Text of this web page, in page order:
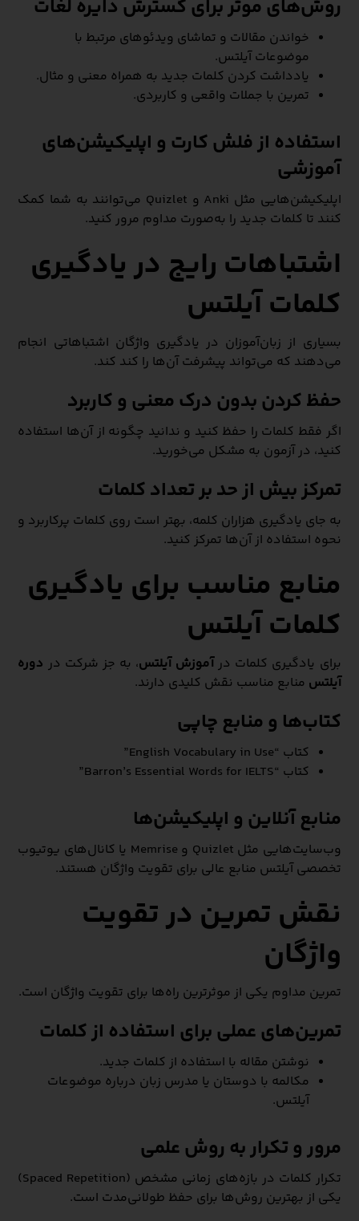
روش‌های موثر برای گسترش دایره لغات
خواندن مقالات و تماشای ویدئوهای مرتبط با
موضوعات آیلتس.
یادداشت کردن کلمات جدید به همراه معنی و مثال.
تمرین با جملات واقعی و کاربردی.
استفاده از فلش کارت و اپلیکیشن‌های
آموزشی
اپلیکیشن‌هایی مثل Anki و Quizlet می‌توانند به شما کمک
کنند تا کلمات جدید را به‌صورت مداوم مرور کنید.
اشتباهات رایج در یادگیری
کلمات آیلتس
بسیاری از زبان‌آموزان در یادگیری واژگان اشتباهاتی انجام
می‌دهند که می‌تواند پیشرفت آن‌ها را کند کند.
حفظ کردن بدون درک معنی و کاربرد
اگر فقط کلمات را حفظ کنید و ندانید چگونه از آن‌ها استفاده
کنید، در آزمون به مشکل می‌خورید.
تمرکز بیش از حد بر تعداد کلمات
به جای یادگیری هزاران کلمه، بهتر است روی کلمات پرکاربرد و
نحوه استفاده از آن‌ها تمرکز کنید.
منابع مناسب برای یادگیری
کلمات آیلتس
برای یادگیری کلمات درآموزش آیلتس، به جز شرکت در دوره
آیلتس منابع مناسب نقش کلیدی دارند.
کتاب‌ها و منابع چاپی
کتاب “English Vocabulary in Use”
کتاب “Barron’s Essential Words for IELTS”
منابع آنلاین و اپلیکیشن‌ها
وب‌سایت‌هایی مثل Quizlet و Memrise یا کانال‌های یوتیوب
تخصصی آیلتس منابع عالی برای تقویت واژگان هستند.
نقش تمرین در تقویت
واژگان
تمرین مداوم یکی از موثرترین راه‌ها برای تقویت واژگان است.
تمرین‌های عملی برای استفاده از کلمات
نوشتن مقاله با استفاده از کلمات جدید.
مکالمه با دوستان یا مدرس زبان درباره موضوعات
آیلتس.
مرور و تکرار به روش علمی
تکرار کلمات در بازه‌های زمانی مشخص (Spaced Repetition)
یکی از بهترین روش‌ها برای حفظ طولانی‌مدت است.